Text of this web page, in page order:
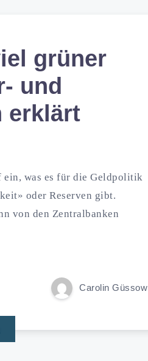
grüner
und
erklärt
ein, was es für die Geldpolitik
oder Reserven gibt.
von den Zentralbanken
Carolin Güssow